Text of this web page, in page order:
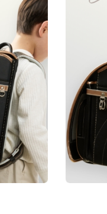
凛然と
成長
上質な
素材
色あせ
カ